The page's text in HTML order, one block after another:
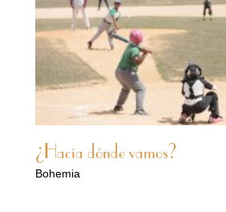
¿Hacia dónde vamos?
Bohemia